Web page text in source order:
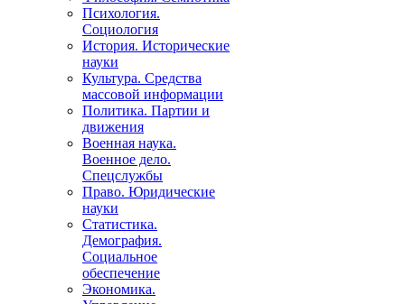
Психология.
Социология
История. Исторические
науки
Культура. Средства
массовой информации
Политика. Партии и
движения
Военная наука.
Военное дело.
Спецслужбы
Право. Юридические
науки
Статистика.
Демография.
Социальное
обеспечение
Экономика.